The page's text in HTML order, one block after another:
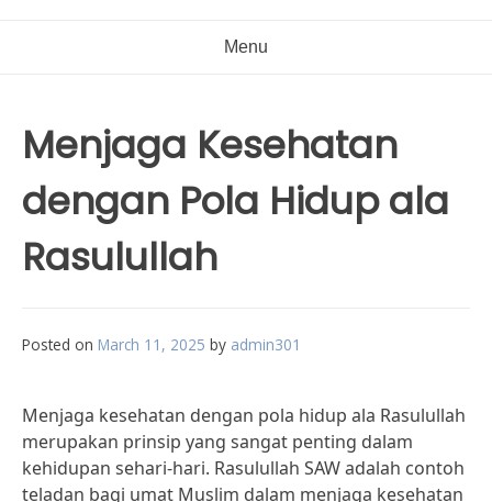
Menu
Menjaga Kesehatan
dengan Pola Hidup ala
Rasulullah
Posted on March 11, 2025 by admin301
Menjaga kesehatan dengan pola hidup ala Rasulullah
merupakan prinsip yang sangat penting dalam
kehidupan sehari-hari. Rasulullah SAW adalah contoh
teladan bagi umat Muslim dalam menjaga kesehatan